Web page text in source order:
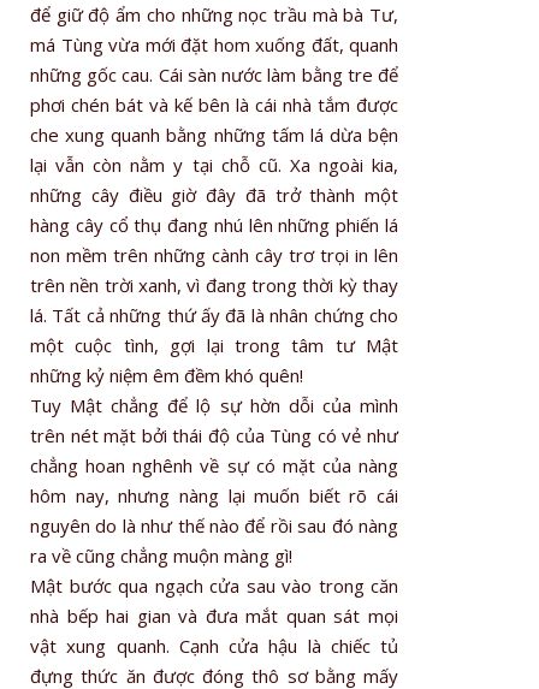
để giữ độ ẩm cho những nọc trầu mà bà Tư,
má Tùng vừa mới đặt hom xuống đất, quanh
những gốc cau. Cái sàn nước làm bằng tre để
phơi chén bát và kế bên là cái nhà tắm được
che xung quanh bằng những tấm lá dừa bện
lại vẫn còn nằm y tại chỗ cũ. Xa ngoài kia,
những cây điều giờ đây đã trở thành một
hàng cây cổ thụ đang nhú lên những phiến lá
non mềm trên những cành cây trơ trọi in lên
trên nền trời xanh, vì đang trong thời kỳ thay
lá. Tất cả những thứ ấy đã là nhân chứng cho
một cuộc tình, gợi lại trong tâm tư Mật
những kỷ niệm êm đềm khó quên!
Tuy Mật chẳng để lộ sự hờn dỗi của mình
trên nét mặt bởi thái độ của Tùng có vẻ như
chẳng hoan nghênh về sự có mặt của nàng
hôm nay, nhưng nàng lại muốn biết rõ cái
nguyên do là như thế nào để rồi sau đó nàng
ra về cũng chẳng muộn màng gì!
Mật bước qua ngạch cửa sau vào trong căn
nhà bếp hai gian và đưa mắt quan sát mọi
vật xung quanh. Cạnh cửa hậu là chiếc tủ
đựng thức ăn được đóng thô sơ bằng mấy